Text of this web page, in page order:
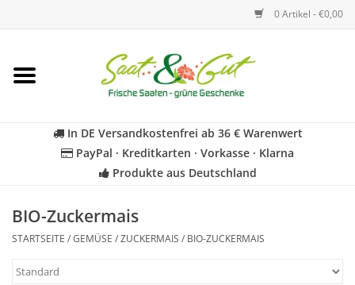
0 Artikel - €0,00
Startseite
Kräuter
In DE Versandkostenfrei ab 36 € Warenwert
PayPal · Kreditkarten · Vorkasse · Klarna
Produkte aus Deutschland
BIO-Zuckermais
STARTSEITE /GEMÜSE /ZUCKERMAIS / BIO-ZUCKERMAIS